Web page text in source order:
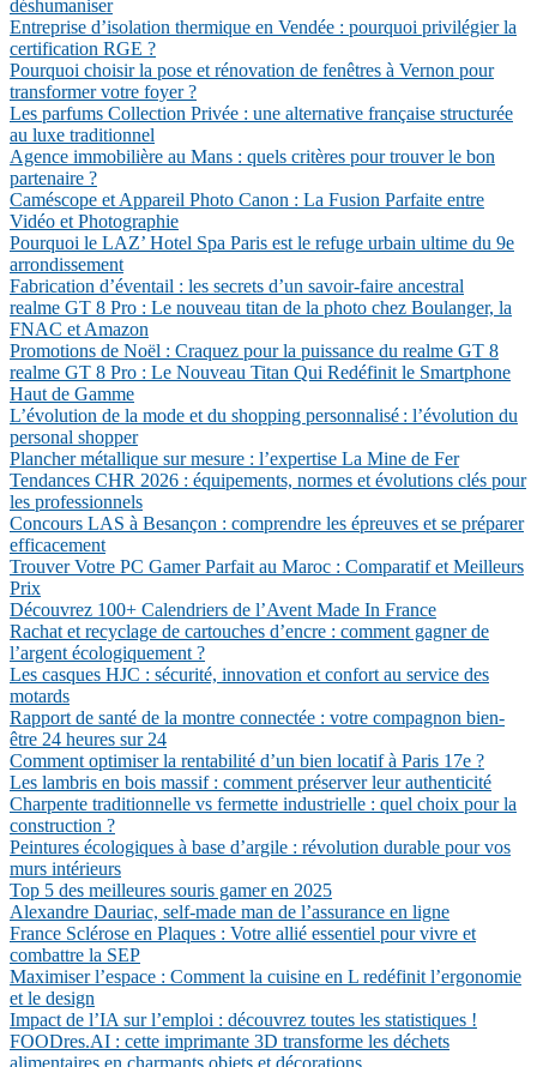
déshumaniser
Entreprise d’isolation thermique en Vendée : pourquoi privilégier la
certification RGE ?
Pourquoi choisir la pose et rénovation de fenêtres à Vernon pour
transformer votre foyer ?
Les parfums Collection Privée : une alternative française structurée
au luxe traditionnel
Agence immobilière au Mans : quels critères pour trouver le bon
partenaire ?
Caméscope et Appareil Photo Canon : La Fusion Parfaite entre
Vidéo et Photographie
Pourquoi le LAZ’ Hotel Spa Paris est le refuge urbain ultime du 9e
arrondissement
Fabrication d’éventail : les secrets d’un savoir-faire ancestral
realme GT 8 Pro : Le nouveau titan de la photo chez Boulanger, la
FNAC et Amazon
Promotions de Noël : Craquez pour la puissance du realme GT 8
realme GT 8 Pro : Le Nouveau Titan Qui Redéfinit le Smartphone
Haut de Gamme
L’évolution de la mode et du shopping personnalisé : l’évolution du
personal shopper
Plancher métallique sur mesure : l’expertise La Mine de Fer
Tendances CHR 2026 : équipements, normes et évolutions clés pour
les professionnels
Concours LAS à Besançon : comprendre les épreuves et se préparer
efficacement
Trouver Votre PC Gamer Parfait au Maroc : Comparatif et Meilleurs
Prix
Découvrez 100+ Calendriers de l’Avent Made In France
Rachat et recyclage de cartouches d’encre : comment gagner de
l’argent écologiquement ?
Les casques HJC : sécurité, innovation et confort au service des
motards
Rapport de santé de la montre connectée : votre compagnon bien-
être 24 heures sur 24
Comment optimiser la rentabilité d’un bien locatif à Paris 17e ?
Les lambris en bois massif : comment préserver leur authenticité
Charpente traditionnelle vs fermette industrielle : quel choix pour la
construction ?
Peintures écologiques à base d’argile : révolution durable pour vos
murs intérieurs
Top 5 des meilleures souris gamer en 2025
Alexandre Dauriac, self-made man de l’assurance en ligne
France Sclérose en Plaques : Votre allié essentiel pour vivre et
combattre la SEP
Maximiser l’espace : Comment la cuisine en L redéfinit l’ergonomie
et le design
Impact de l’IA sur l’emploi : découvrez toutes les statistiques !
FOODres.AI : cette imprimante 3D transforme les déchets
alimentaires en charmants objets et décorations